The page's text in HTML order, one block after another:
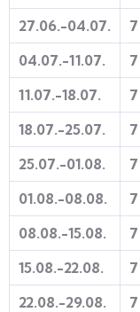
27.06.-04.07.
7
04.07.-11.07.
7
11.07.-18.07.
7
18.07.-25.07.
7
25.07.-01.08.
7
01.08.-08.08.
7
08.08.-15.08.
7
15.08.-22.08.
7
22.08.-29.08. 7